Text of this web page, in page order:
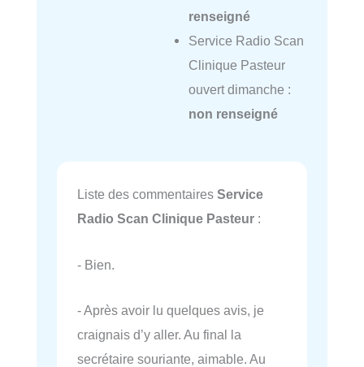
renseigné
Service Radio Scan
Clinique Pasteur
ouvert dimanche :
non renseigné
Liste des commentaires Service
Radio Scan Clinique Pasteur :
- Bien.
- Après avoir lu quelques avis, je
craignais d’y aller. Au final la
secrétaire souriante, aimable. Au